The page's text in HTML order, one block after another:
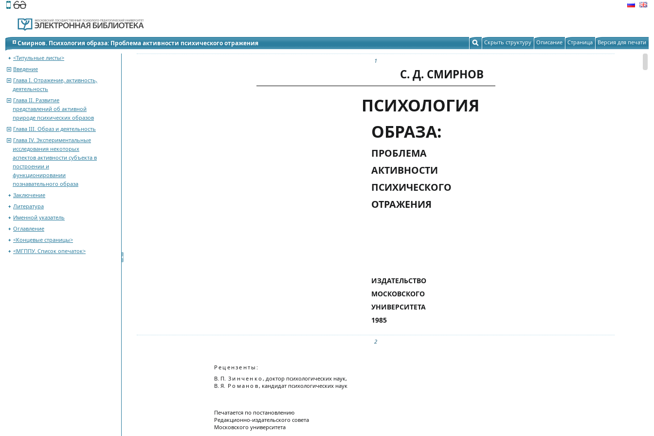
Этот сайт поддерживает
Смирнов. Психология образа: Проблема активности психического отражения Скрыть структуру Описание Страница Версия для печати
<Титульные листы>
Введение
Глава I. Отражение, активность,
деятельность
Глава II. Развитие
представлений об активной
природе психических образов
Глава III. Образ и деятельность
Глава IV. Экспериментальные
исследования некоторых
аспектов активности субъекта в
построении и
функционировании
познавательного образа
Заключение
Литература
Именной указатель
Оглавление
<Концевые страницы>
<МГППУ. Список опечаток>
1
С. Д. СМИРНОВ
ПСИХОЛОГИЯ
ОБРАЗА:
ПРОБЛЕМА
АКТИВНОСТИ
ПСИХИЧЕСКОГО
ОТРАЖЕНИЯ
ИЗДАТЕЛЬСТВО
МОСКОВСКОГО
УНИВЕРСИТЕТА
1985
2
Рецензенты :
В. П. 3инченко , доктор психологических наук,
В. Я.
Романов , кандидат психологических наук
Печатается по постановлению
Редакционно-издательского совета
Московского университета